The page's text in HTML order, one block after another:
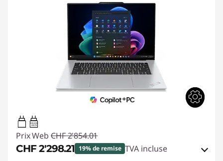
65W-65W
USB PD
Prix Web CHF 2'854.01
CHF 2'298.21 19% de remise TVA incluse